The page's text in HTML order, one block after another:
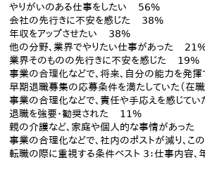
やりがいのある仕事をしたい 56%
会社の先行きに不安を感じた 38%
年収をアップさせたい 38%
他の分野、業界でやりたい仕事があった
業界そのものの先行きに不安を感じた 19%
事業の合理化などで、将来、自分の能力を発
早期退職募集の応募条件を満たしていた（在
事業の合理化などで、責任や手応えを感じて
退職を強要・勧奨された 11%
親の介護など、家庭や個人的な事情があっ
事業の合理化などで、社内のポストが減り、
転職の際に重視する条件ベスト 3：仕事内容、